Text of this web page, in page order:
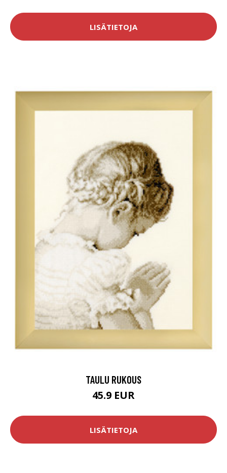
LISÄTIETOJA
TAULU RUKOUS
45.9 EUR
LISÄTIETOJA